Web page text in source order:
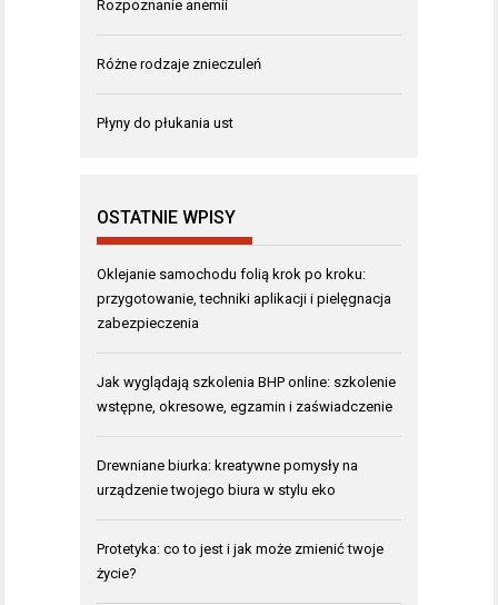
Rozpoznanie anemii
Różne rodzaje znieczuleń
Płyny do płukania ust
OSTATNIE WPISY
Oklejanie samochodu folią krok po kroku:
przygotowanie, techniki aplikacji i pielęgnacja
zabezpieczenia
Jak wyglądają szkolenia BHP online: szkolenie
wstępne, okresowe, egzamin i zaświadczenie
Drewniane biurka: kreatywne pomysły na
urządzenie twojego biura w stylu eko
Protetyka: co to jest i jak może zmienić twoje
życie?